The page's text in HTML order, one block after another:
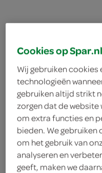
The Tosti
chorizo
The Tosti Club
Cookies op Spar.nl
Wij gebruiken cookies
technologieën
gebruiken altijd strikt
zorgen dat de
om extra functies en
bieden. We
om het gebruik van
analyseren en
geeft, maken we